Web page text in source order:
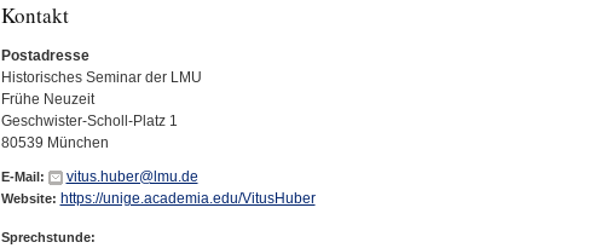
Kontakt
Postadresse
Historisches Seminar der LMU
Frühe Neuzeit
Geschwister-Scholl-Platz 1
80539 München
E-Mail: vitus.huber@lmu.de
Website: https://unige.academia.edu/VitusHuber
Sprechstunde: